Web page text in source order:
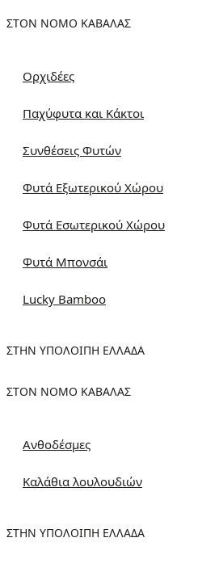
ΣΤΟΝ ΝΟΜΌ ΚΑΒΆΛΑΣ
Ορχιδέες
Παχύφυτα και Κάκτοι
Συνθέσεις Φυτών
Φυτά Εξωτερικού Χώρου
Φυτά Εσωτερικού Χώρου
Φυτά Μπονσάι
Lucky Bamboo
ΣΤΗΝ ΥΠΌΛΟΙΠΗ ΕΛΛΆΔΑ
ΣΤΟΝ ΝΟΜΌ ΚΑΒΆΛΑΣ
Ανθοδέσμες
Καλάθια λουλουδιών
ΣΤΗΝ ΥΠΌΛΟΙΠΗ ΕΛΛΆΔΑ